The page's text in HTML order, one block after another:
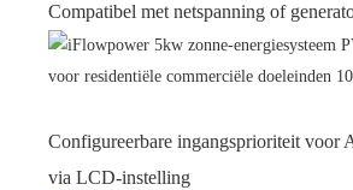
Compatibel met netspanning of
Configureerbare ingangsprioriteit voor
via LCD-instelling